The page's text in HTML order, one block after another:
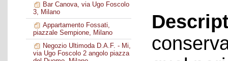
Bar Canova, via Ugo Foscolo
3, Milano
Appartamento Fossati,
piazzale Sempione, Milano
Negozio Ultimoda D.A.F. - Mi,
via Ugo Foscolo 2 angolo piazza